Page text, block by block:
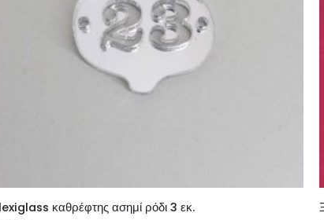
καθρέφτης ασημί ρόδι 3 εκ.